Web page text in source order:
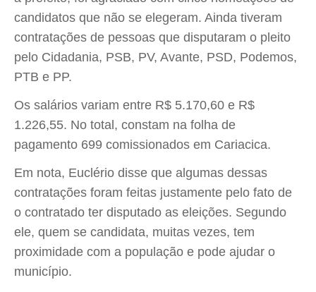
candidatos que não se elegeram. Ainda tiveram
contratações de pessoas que disputaram o pleito
pelo Cidadania, PSB, PV, Avante, PSD, Podemos,
PTB e PP.
Os salários variam entre R$ 5.170,60 e R$
1.226,55. No total, constam na folha de
pagamento 699 comissionados em Cariacica.
Em nota, Euclério disse que algumas dessas
contratações foram feitas justamente pelo fato de
o contratado ter disputado as eleições. Segundo
ele, quem se candidata, muitas vezes, tem
proximidade com a população e pode ajudar o
município.